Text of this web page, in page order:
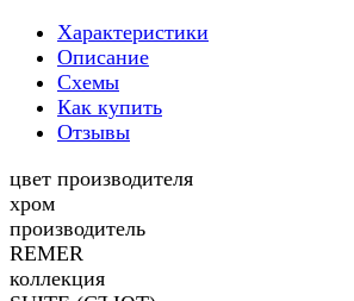
Характеристики
Описание
Схемы
Как купить
Отзывы
цвет производителя
хром
производитель
REMER
коллекция